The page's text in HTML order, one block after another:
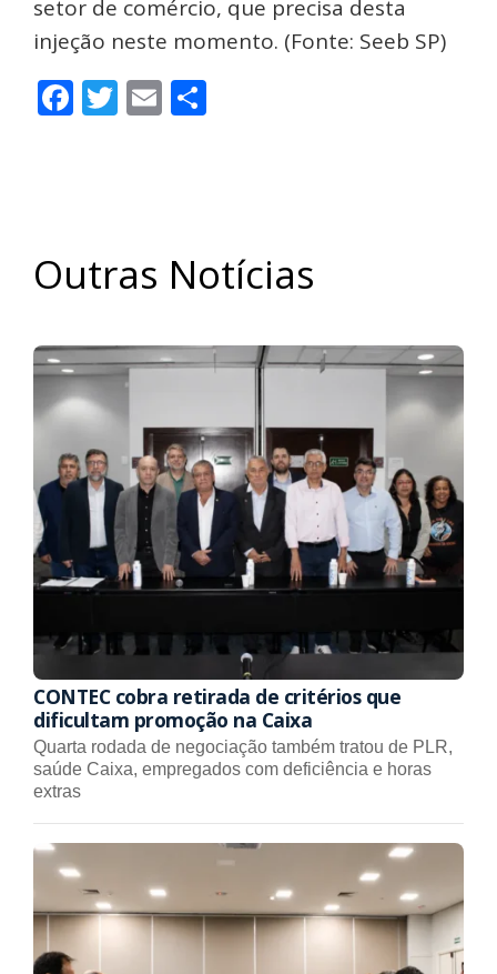
setor de comércio, que precisa desta
injeção neste momento. (Fonte: Seeb SP)
Facebook
Twitter
Email
Outras Notícias
CONTEC cobra retirada de critérios que
dificultam promoção na Caixa
Quarta rodada de negociação também tratou de PLR,
saúde Caixa, empregados com deficiência e horas
extras